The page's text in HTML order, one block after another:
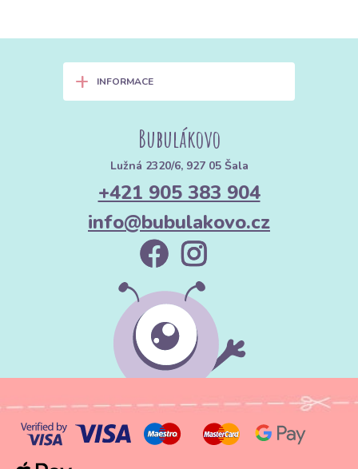
+ INFORMACE
Bubulákovo
Lužná 2320/6, 927 05 Šala
+421 905 383 904
info@bubulakovo.cz